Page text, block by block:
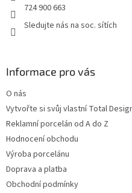
724 900 663
Sledujte nás na soc. sítích
Informace pro vás
O nás
Vytvořte si svůj vlastní Total
Reklamní porcelán od A do Z
Hodnocení obchodu
Výroba porcelánu
Doprava a platba
Obchodní podmínky